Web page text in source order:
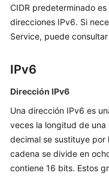
usuario
Referencia
API
frecuentes
Preguntas
frecuentes
CIDR predeterminado es
direcciones IPv6. Si
Service, puede
IPv6
Dirección IPv6
Una dirección IPv6 es
veces la longitud de
decimal se sustituye por
cadena se divide en
contiene 16 bits. Estos